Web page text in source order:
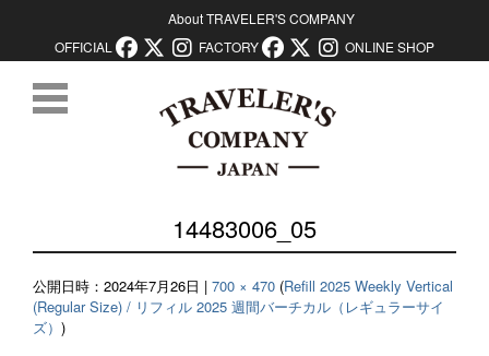
About TRAVELER'S COMPANY
OFFICIAL
FACTORY ONLINE SHOP
14483006_05
公開日時： 2024年7月26日 | 700 × 470 (Refill 2025 Weekly Vertical
(Regular Size) / リフィル 2025 週間バーチカル（レギュラーサイ
ズ） )